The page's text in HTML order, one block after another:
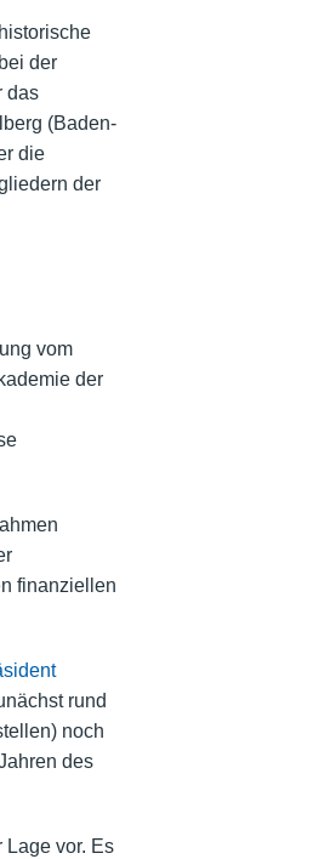
der
das
(Baden-
die
der
vom
der
finanziellen
rund
noch
des
vor. Es